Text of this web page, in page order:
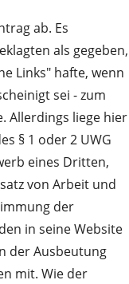
ab. Es
als gegeben,
Links" hafte, wenn
sei - zum
Allerdings liege hier
§ 1 oder 2 UWG
eines Dritten,
von Arbeit und
der
in seine Website
der Ausbeutung
mit. Wie der